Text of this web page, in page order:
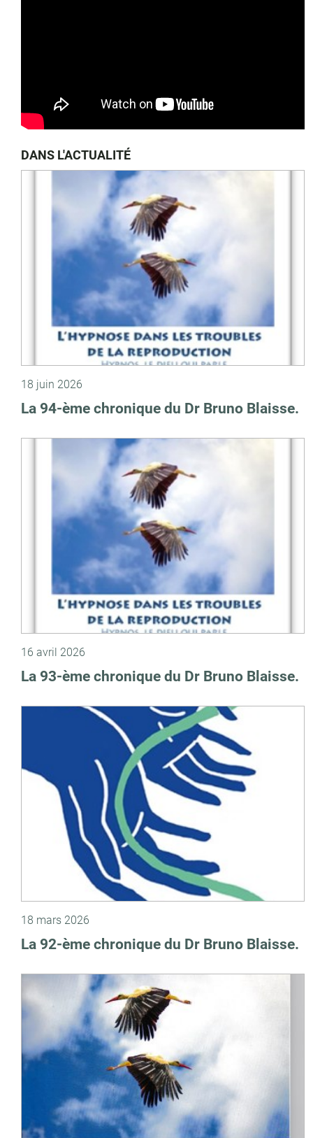
DANS L'ACTUALITÉ
18 juin 2026
La 94-ème chronique du Dr Bruno Blaisse.
16 avril 2026
La 93-ème chronique du Dr Bruno Blaisse.
18 mars 2026
La 92-ème chronique du Dr Bruno Blaisse.